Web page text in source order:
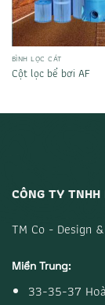
BÌNH LỌC CÁT
Cột lọc bể bơi AF
CÔNG TY
TM Co - Design
Miền Trung:
33-35-37